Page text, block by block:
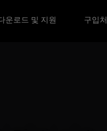
운로드 및 지원 구입처